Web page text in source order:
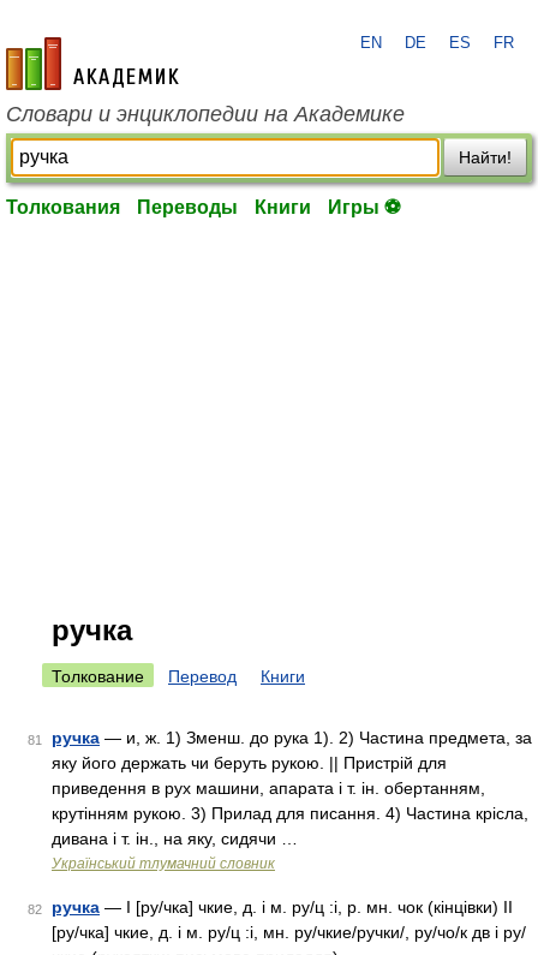
academic.ru
EN DE ES FR
Словари и энциклопедии на Академике
Найти!
Толкования Переводы Книги Игры ⚽
ручка
Толкование Перевод Книги
81 ручка — и, ж. 1) Зменш. до рука 1). 2) Частина предмета, за
яку його держать чи беруть рукою. || Пристрій для
приведення в рух машини, апарата і т. ін. обертанням,
крутінням рукою. 3) Прилад для писання. 4) Частина крісла,
дивана і т. ін., на яку, сидячи …
Український тлумачний словник
82 ручка — I [ру/чка] чкие, д. і м. ру/ц :і, р. мн. чок (кінцівки) II
[ру/чка] чкие, д. і м. ру/ц :і, мн. ру/чкие/ручки/, ру/чо/к дв і ру/